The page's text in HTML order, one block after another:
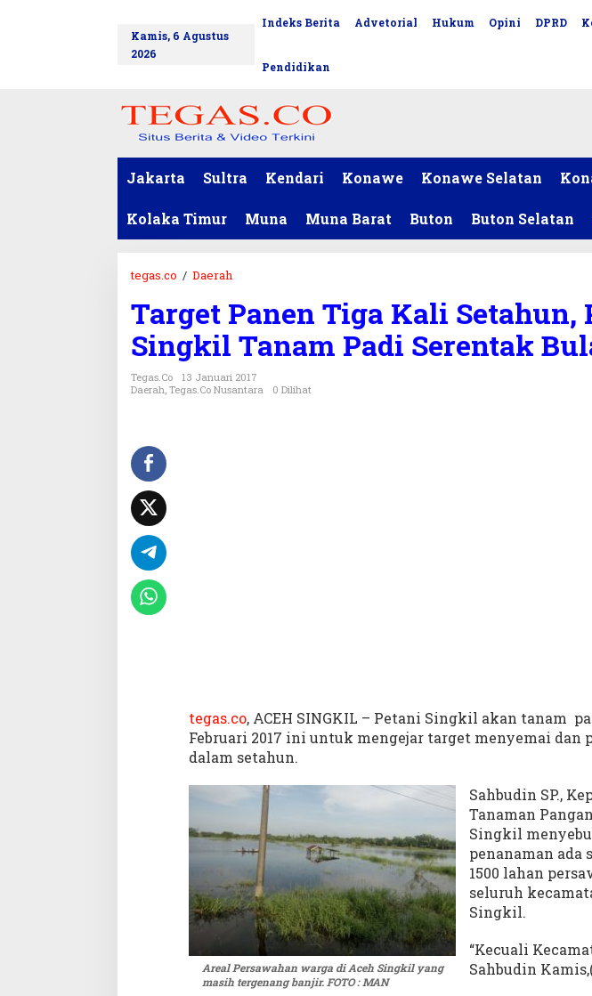
Kamis, 6 Agustus
2026
Indeks Berita Advetorial Hukum Opini DPRD
Pendidikan
Jakarta Sultra Kendari Konawe Konawe Selatan
Kolaka Timur Muna Muna Barat Buton Buton Selatan
tegas.co / Daerah
r
g
e
P
n
,
P
i
i
n
g
l
T
Target Panen Tiga Kali Setahun,
Singkil Tanam Padi Serentak
Tegas.co
13 Januari 2017
Daerah, Tegas.co Nusantara 0 Dilihat
tegas.co, ACEH SINGKIL – Petani Singkil akan tanam
Februari 2017 ini untuk mengejar target menyemai dan
dalam setahun.
Areal Persawahan warga di Aceh Singkil yang
masih tergenang banjir. FOTO : MAN
Sahbudin SP.,
Tanaman
Singkil
penanaman ada
1500 lahan
seluruh
Singkil.
“Kecuali
Sahbudin